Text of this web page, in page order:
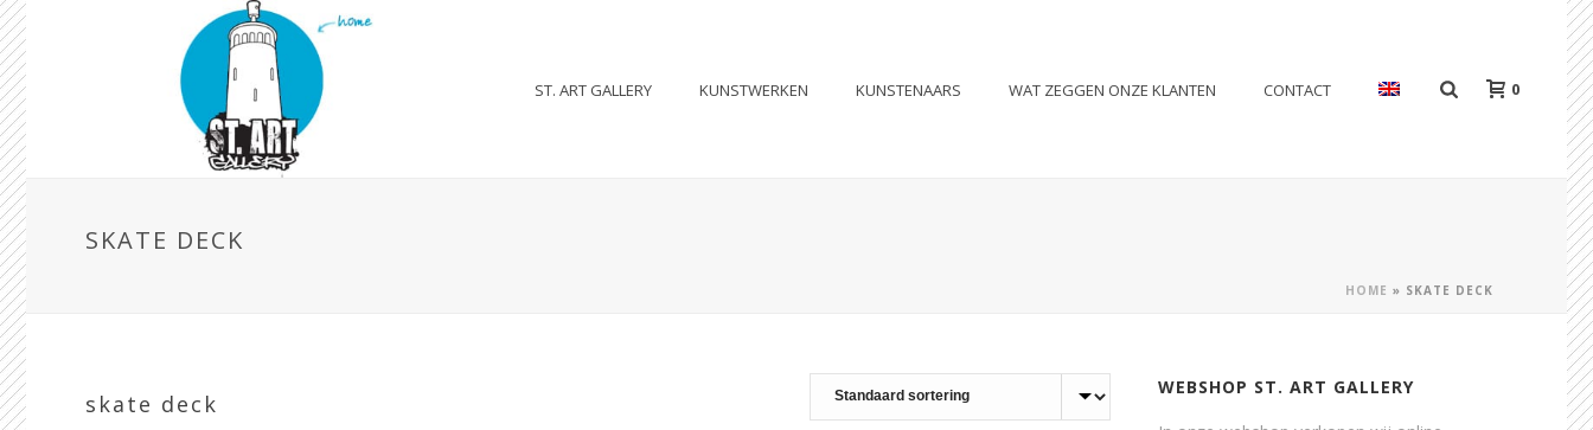
ST. ART GALLERY KUNSTWERKEN KUNSTENAARS WAT ZEGGEN ONZE KLANTEN CONTACT 0
SKATE DECK
HOME » SKATE DECK
skate deck
WEBSHOP ST. ART GALLERY